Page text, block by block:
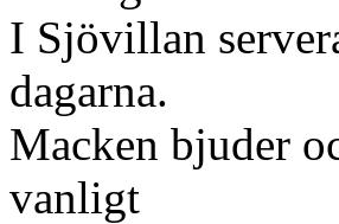
I Sjövillan
dagarna.
Macken bjuder
vanligt